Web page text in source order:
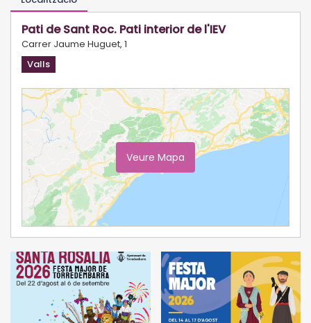
Pati de Sant Roc. Pati interior de l'IEV
Carrer Jaume Huguet, 1
Valls
Veure Mapa